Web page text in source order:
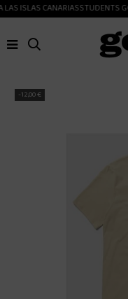
ISLAS CANARIASSTUDENTS
-12,00 €